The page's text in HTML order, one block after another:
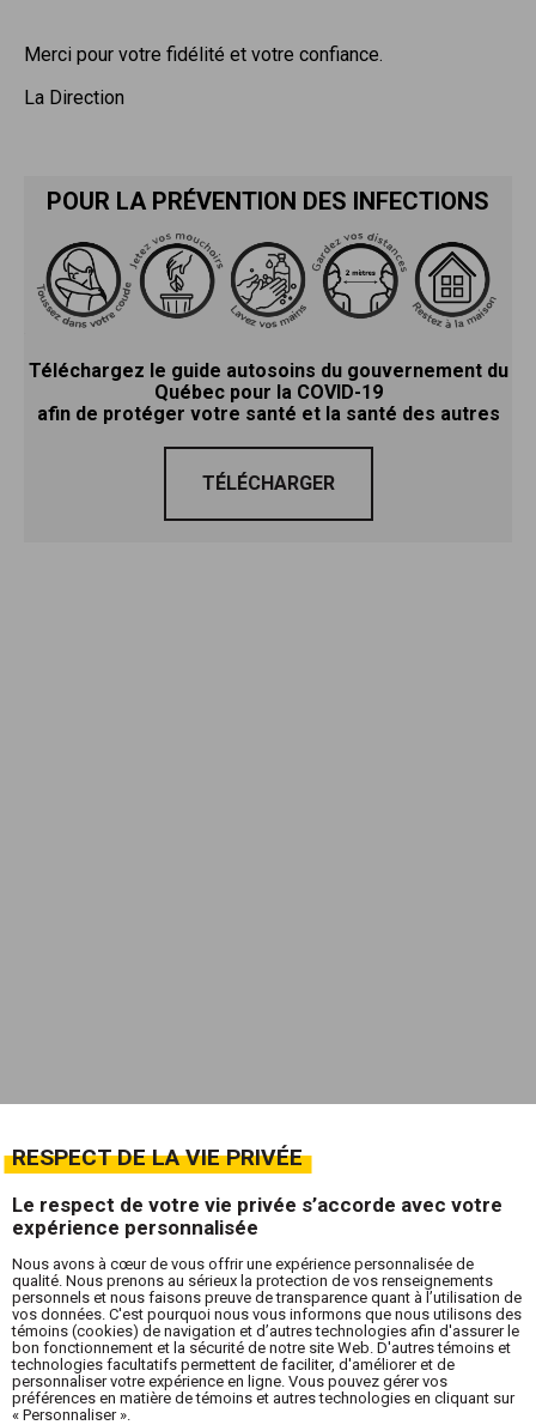
Merci pour votre fidélité et votre confiance.
La Direction
POUR LA PRÉVENTION DES INFECTIONS
Téléchargez le guide autosoins du gouvernement du
Québec pour la COVID-19
afin de protéger votre santé et la santé des autres
TÉLÉCHARGER
RESPECT DE LA VIE PRIVÉE
Le respect de votre vie privée s’accorde avec votre
expérience personnalisée
Nous avons à cœur de vous offrir une expérience personnalisée de
qualité. Nous prenons au sérieux la protection de vos renseignements
personnels et nous faisons preuve de transparence quant à l’utilisation de
vos données. C'est pourquoi nous vous informons que nous utilisons des
témoins (cookies) de navigation et d’autres technologies afin d'assurer le
bon fonctionnement et la sécurité de notre site Web. D'autres témoins et
technologies facultatifs permettent de faciliter, d'améliorer et de
personnaliser votre expérience en ligne. Vous pouvez gérer vos
préférences en matière de témoins et autres technologies en cliquant sur
« Personnaliser ».